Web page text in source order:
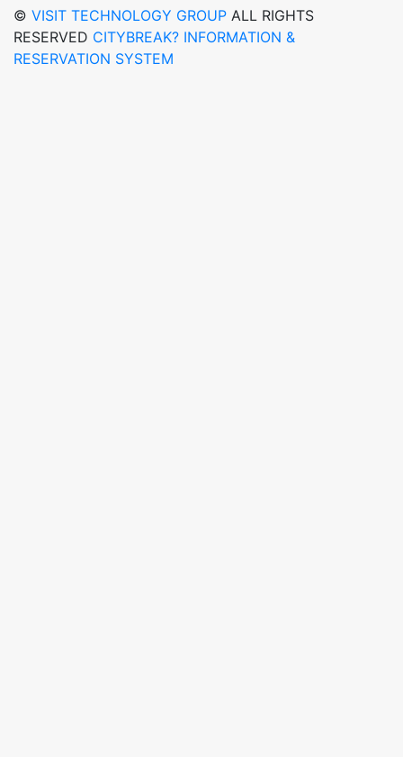
© VISIT TECHNOLOGY GROUP ALL RIGHTS
RESERVED CITYBREAK? INFORMATION &
RESERVATION SYSTEM